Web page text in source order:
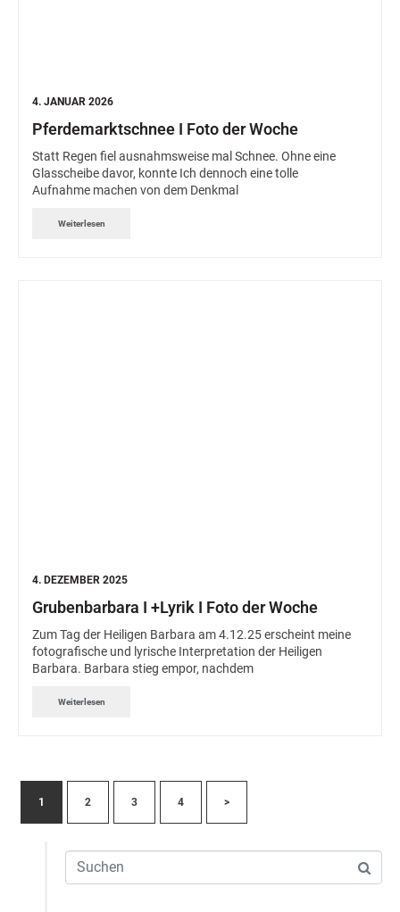
4. JANUAR 2026
Pferdemarktschnee I Foto der Woche
Statt Regen fiel ausnahmsweise mal Schnee. Ohne eine
Glasscheibe davor, konnte Ich dennoch eine tolle
Aufnahme machen von dem Denkmal
Weiterlesen
4. DEZEMBER 2025
Grubenbarbara I +Lyrik I Foto der Woche
Zum Tag der Heiligen Barbara am 4.12.25 erscheint meine
fotografische und lyrische Interpretation der Heiligen
Barbara. Barbara stieg empor, nachdem
Weiterlesen
1 2 3 4 >